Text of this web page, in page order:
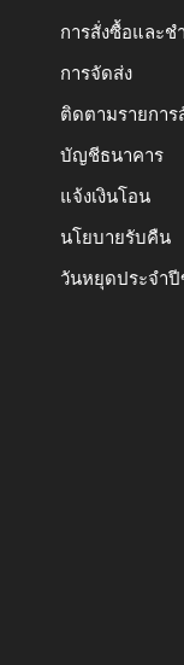
การสั่งซื้อและช
การจัดส่ง
ติดตามรายการ
บัญชีธนาคาร
แจ้งเงินโอน
นโยบายรับคืน
วันหยุดประจำ